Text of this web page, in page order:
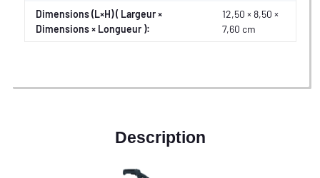
Dimensions (L×H) ( Largeur ×
Dimensions × Longueur ):
12,50 × 8,50 ×
7,60 cm
Description